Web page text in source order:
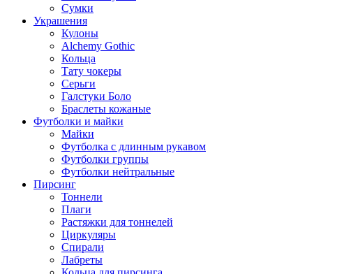
Сумки
Украшения
Кулоны
Alchemy Gothic
Кольца
Тату чокеры
Серьги
Галстуки Боло
Браслеты кожаные
Футболки и майки
Майки
Футболка с длинным рукавом
Футболки группы
Футболки нейтральные
Пирсинг
Тоннели
Плаги
Растяжки для тоннелей
Циркуляры
Спирали
Лабреты